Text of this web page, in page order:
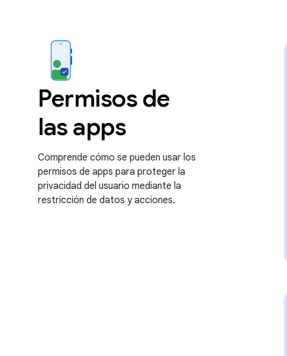
Permisos de
las apps
Comprende cómo se pueden usar los
permisos de apps para proteger la
privacidad del usuario mediante la
restricción de datos y acciones.